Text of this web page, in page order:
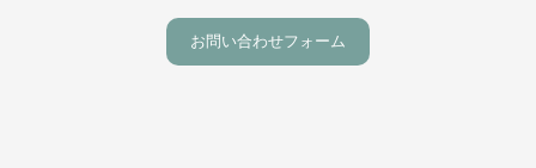
お問い合わせフォーム